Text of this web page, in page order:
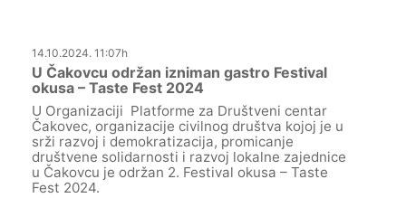
14.10.2024. 11:07h
U Čakovcu održan izniman gastro Festival
okusa – Taste Fest 2024
U Organizaciji Platforme za Društveni centar
Čakovec, organizacije civilnog društva kojoj je u
srži razvoj i demokratizacija, promicanje
društvene solidarnosti i razvoj lokalne zajednice
u Čakovcu je održan 2. Festival okusa – Taste
Fest 2024.